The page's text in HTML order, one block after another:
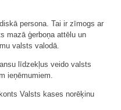
persona. Tai ir zīmogs ar
mazā ģerboņa attēlu un
valsts valodā.
līdzekļus veido valsts
ieņēmumiem.
Valsts kases norēķinu